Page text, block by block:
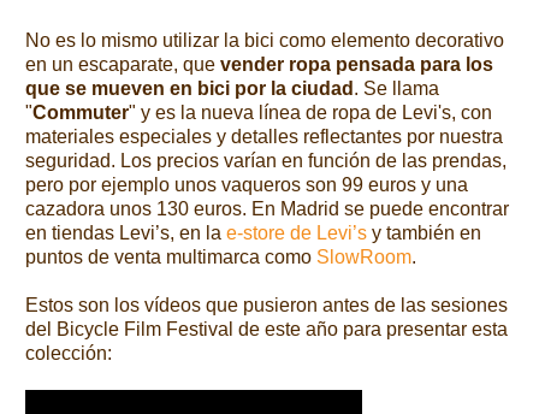
No es lo mismo utilizar la bici como elemento decorativo
en un escaparate, que vender ropa pensada para los
que se mueven en bici por la ciudad . Se llama
"Commuter" y es la nueva línea de ropa de Levi's, con
materiales especiales y detalles reflectantes por nuestra
seguridad. Los precios varían en función de las prendas,
pero por ejemplo unos vaqueros son 99 euros y una
cazadora unos 130 euros. En Madrid se puede encontrar
en tiendas Levi’s, en la e-store de Levi’s y también en
puntos de venta multimarca como SlowRoom.
Estos son los vídeos que pusieron antes de las sesiones
del Bicycle Film Festival de este año para presentar esta
colección: